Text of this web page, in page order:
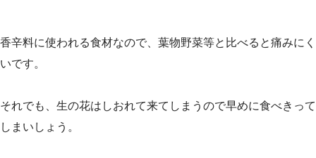
香辛料に使われる食材なので、葉物野菜等と比べると痛みにく
いです。
それでも、生の花はしおれて来てしまうので早めに食べきって
しまいしょう。